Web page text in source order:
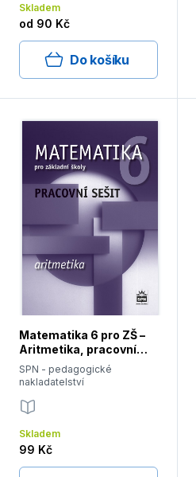
Skladem
od 90 Kč
Do košíku
Matematika 6 pro ZŠ –
Aritmetika, pracovní
sešit
SPN - pedagogické
nakladatelství
Skladem
99 Kč